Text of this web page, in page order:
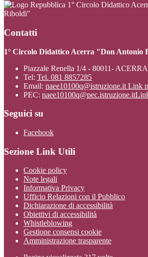
1° Circolo Didattico
Riboldi"
Contatti
1° Circolo Didattico Acerra "Don Antonio
Piazzale Renella 1/4 - 80011-
Tel: Tel. 081 8857285
Email: naee10100q@istruzione.it Link
PEC: naee10100q@pec.istruzione.it
Seguici su
Facebook
Sezione Link Utili
Cookie policy
Note legali
Informativa Privacy
Ufficio Relazioni con il Pubblico
Dichiarazione di accessibilità
Obiettivi di accessibilità
Whistleblowing
Gestione consensi cookie
Amministrazione trasparente